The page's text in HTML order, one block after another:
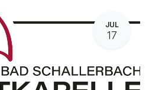
JUL
17